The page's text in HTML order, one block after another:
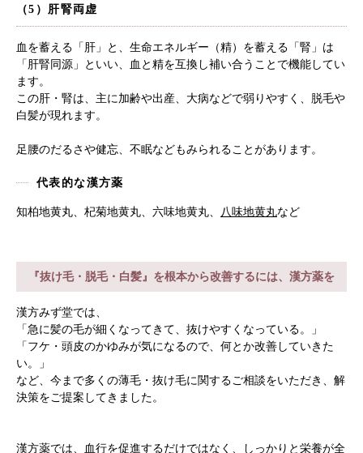
（5）肝腎両虚
血を蓄える「肝」と、生命エネルギー（精）を蓄える「腎」は
「肝腎同源」といい、血と精を互換し補い合うことで機能してい
ます。
この肝・腎は、主に加齢や出産、大病などで弱りやすく、脱毛や
白髪が現れます。
足腰のだるさや健忘、不眠などもみられることがあります。
代表的な漢方薬
知柏地黄丸、杞菊地黄丸、六味地黄丸、 八味地黄丸など
『抜け毛・脱毛・白髪』を根本から改善するには、漢方薬を
漢方みず堂では、
「急に髪の毛が細くなってきて、抜けやすくなっている。」
「フケ・頭皮のかゆみが気になるので、何とか改善していきた
い。」
など、今まで多くの薄毛・抜け毛に関するご相談をいただき、解
決策をご提案してきました。
漢方薬では、血行を促進するだけではなく、しっかりと栄養が全